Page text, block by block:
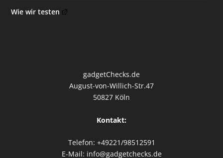
Wie wir testen
gadgetChecks.de
August-von-Willich-Str.47
50827 Köln
Kontakt:
Telefon: +49221/98512591
E-Mail: info@gadgetchecks.de